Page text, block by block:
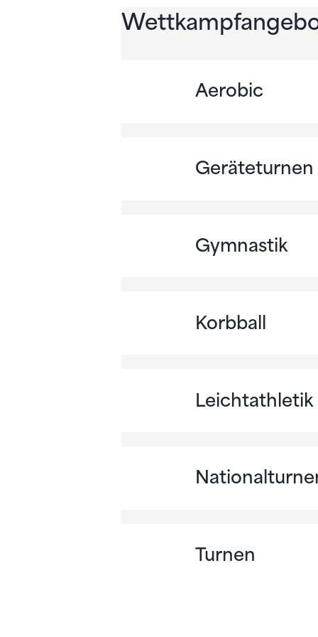
Aerobic
Geräteturnen
Gymnastik
Korbball
Leichtathletik
Turnen